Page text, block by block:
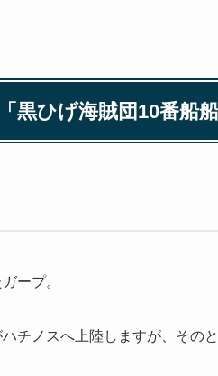
黒ひげ海賊団10番船
ープ。
チノスへ上陸しますが、その